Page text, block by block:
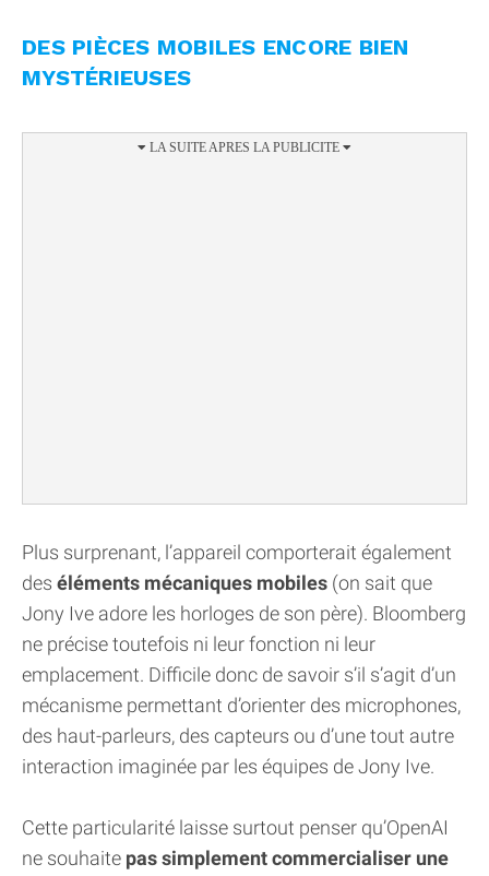
DES PIÈCES MOBILES ENCORE BIEN
MYSTÉRIEUSES
Plus surprenant, l’appareil comporterait également
des éléments mécaniques mobiles (on sait que
Jony Ive adore les horloges de son père). Bloomberg
ne précise toutefois ni leur fonction ni leur
emplacement. Difficile donc de savoir s’il s’agit d’un
mécanisme permettant d’orienter des microphones,
des haut-parleurs, des capteurs ou d’une tout autre
interaction imaginée par les équipes de Jony Ive.
Cette particularité laisse surtout penser qu’OpenAI
ne souhaite pas simplement commercialiser une